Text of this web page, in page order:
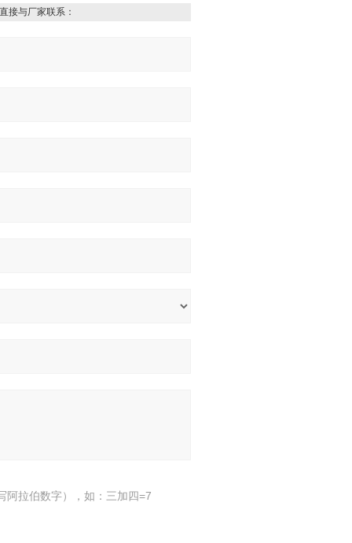
接与厂家联系：
阿拉伯数字），如：三加四=7